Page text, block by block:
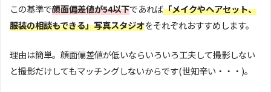
この基準で顔面偏差値が54以下であれば「メイクやヘアセット、
服装の相談もできる」写真スタジオをそれぞれおすすめします。
理由は簡単。顔面偏差値が低いならいろいろ工夫して撮影しない
と撮影だけしてもマッチングしないからです(世知辛い・・・)。